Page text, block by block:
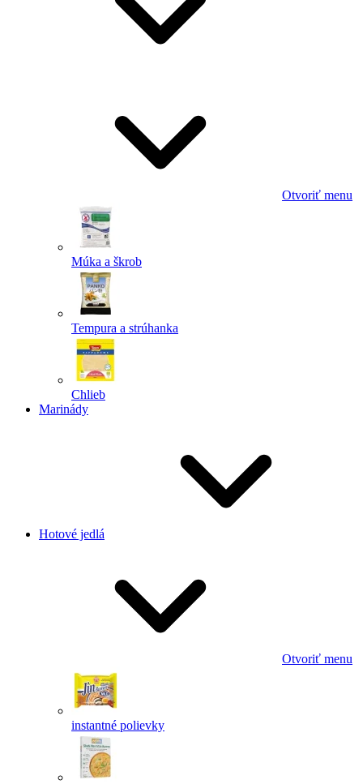
Otvoriť menu
Múka a škrob
Tempura a strúhanka
Chlieb
Marinády
Hotové jedlá
Otvoriť menu
instantné polievky
Powered by chaterimo